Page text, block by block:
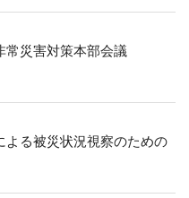
常災害対策本部会議
よる被災状況視察のための